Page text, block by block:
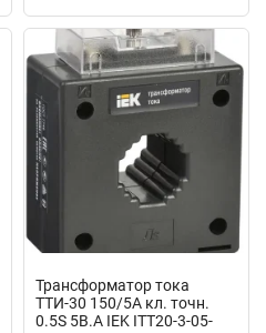
Трансформатор тока
ТТИ-30 150/5А кл. точн.
0.5S 5В.А IEK ITT20-3-05-